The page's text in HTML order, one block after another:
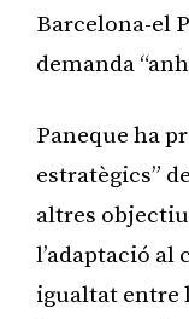
Barcelona-el
demanda
Paneque ha
estratègics”
altres
l’adaptació
igualtat entre